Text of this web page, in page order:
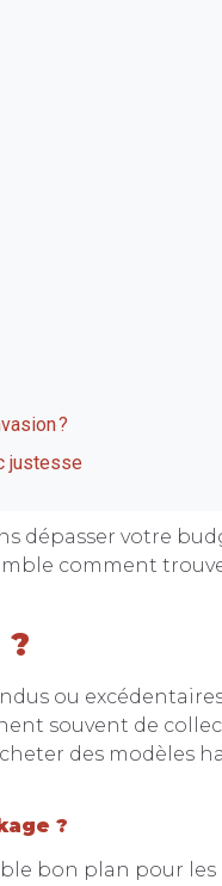
?
justesse
dépasser votre
comment
?
ou
souvent de
des modèles
?
bon plan pour les